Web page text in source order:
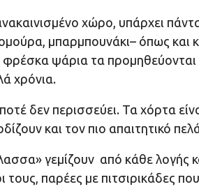
χώρο, υπάρχει
μπαρμπουνάκι– όπως και
ψάρια τα προμηθεύονται
χρόνια.
δεν περισσεύει. Τα χόρτα
και τον πιο απαιτητικό
γεμίζουν από κάθε λογής
παρέες με πιτσιρικάδες